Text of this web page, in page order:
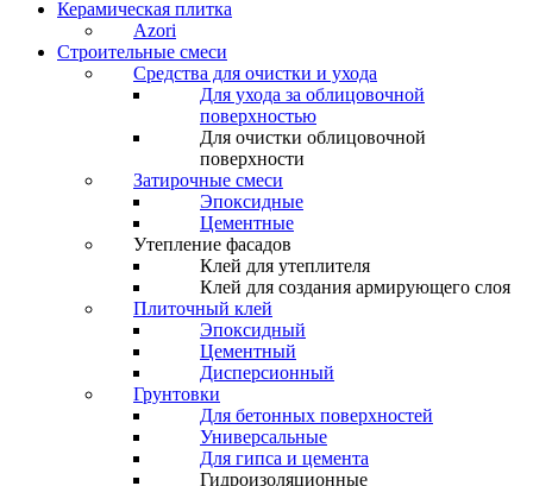
Керамическая плитка
Azori
Строительные смеси
Средства для очистки и ухода
Для ухода за облицовочной
поверхностью
Для очистки облицовочной
поверхности
Затирочные смеси
Эпоксидные
Цементные
Утепление фасадов
Клей для утеплителя
Клей для создания армирующего слоя
Плиточный клей
Эпоксидный
Цементный
Дисперсионный
Грунтовки
Для бетонных поверхностей
Универсальные
Для гипса и цемента
Гидроизоляционные